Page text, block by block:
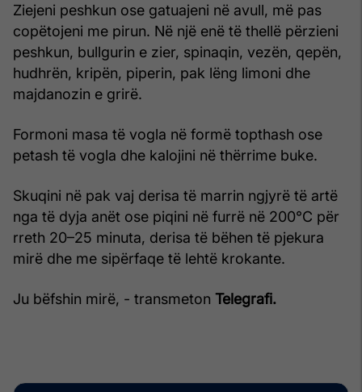
Ziejeni peshkun ose gatuajeni në avull, më pas
copëtojeni me pirun. Në një enë të thellë përzieni
peshkun, bullgurin e zier, spinaqin, vezën, qepën,
hudhrën, kripën, piperin, pak lëng limoni dhe
majdanozin e grirë.
Formoni masa të vogla në formë topthash ose
petash të vogla dhe kalojini në thërrime buke.
Skuqini në pak vaj derisa të marrin ngjyrë të artë
nga të dyja anët ose piqini në furrë në 200°C për
rreth 20–25 minuta, derisa të bëhen të pjekura
mirë dhe me sipërfaqe të lehtë krokante.
Ju bëfshin mirë, - transmeton Telegrafi.